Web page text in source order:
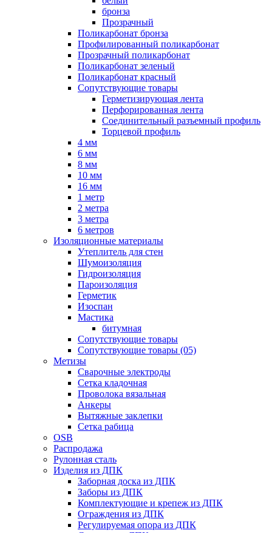
бронза
Прозрачный
Поликарбонат бронза
Профилированный поликарбонат
Прозрачный поликарбонат
Поликарбонат зеленый
Поликарбонат красный
Сопутствующие товары
Герметизирующая лента
Перфорированная лента
Соединительный разъемный профиль
Торцевой профиль
4 мм
6 мм
8 мм
10 мм
16 мм
1 метр
2 метра
3 метра
6 метров
Изоляционные материалы
Утеплитель для стен
Шумоизоляция
Гидроизоляция
Пароизоляция
Герметик
Изоспан
Мастика
битумная
Сопутствующие товары
Сопутствующие товары (05)
Метизы
Сварочные электроды
Сетка кладочная
Проволока вязальная
Анкеры
Вытяжные заклепки
Сетка рабица
OSB
Распродажа
Рулонная сталь
Изделия из ДПК
Заборная доска из ДПК
Заборы из ДПК
Комплектующие и крепеж из ДПК
Ограждения из ДПК
Регулируемая опора из ДПК